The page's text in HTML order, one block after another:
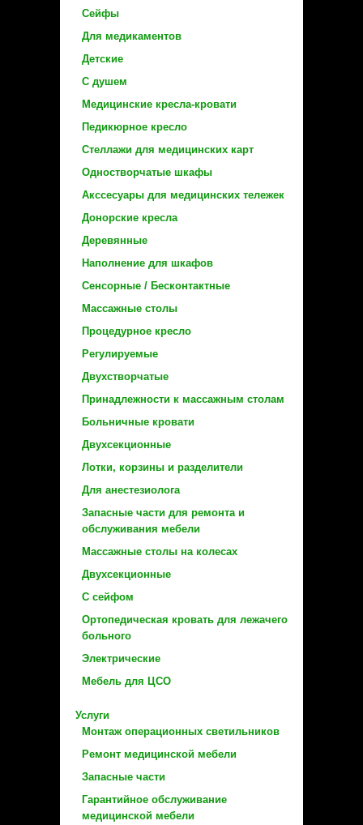
Сейфы
Для медикаментов
Детские
С душем
Медицинские кресла-кровати
Педикюрное кресло
Стеллажи для медицинских карт
Одностворчатые шкафы
Акссесуары для медицинских тележек
Донорские кресла
Деревянные
Наполнение для шкафов
Сенсорные / Бесконтактные
Массажные столы
Процедурное кресло
Регулируемые
Двухстворчатые
Принадлежности к массажным столам
Больничные кровати
Двухсекционные
Лотки, корзины и разделители
Для анестезиолога
Запасные части для ремонта и
обслуживания мебели
Массажные столы на колесах
Двухсекционные
С сейфом
Ортопедическая кровать для лежачего
больного
Электрические
Мебель для ЦСО
Услуги
Монтаж операционных светильников
Ремонт медицинской мебели
Запасные части
Гарантийное обслуживание
медицинской мебели